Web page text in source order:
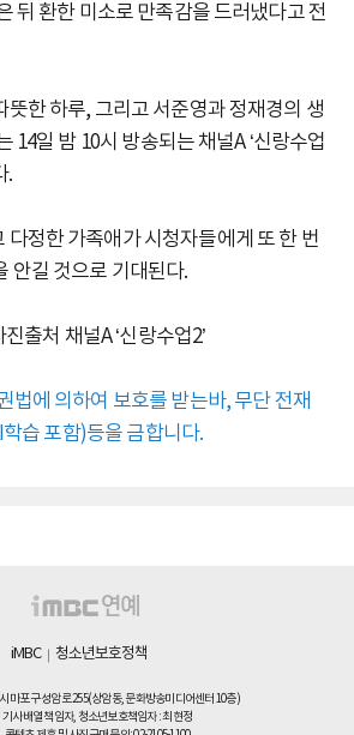
뒤 환한 미소로 만족감을 드러냈다고 전
뜻한 하루, 그리고 서준영과 정재경의 생
14일 밤 10시 방송되는 채널A ‘신랑수업
.
다정한 가족애가 시청자들에게 또 한 번
안길 것으로 기대된다.
출처 채널A ‘신랑수업2’
법에 의하여 보호를 받는바, 무단 전재
습 포함)등을 금합니다.
iMBC 청소년보호정책
: 서울시 마포구 성암로 255(상암동, 문화방송미디어센터 10층)
기사배열 책임자, 청소년보호책임자 : 최현정